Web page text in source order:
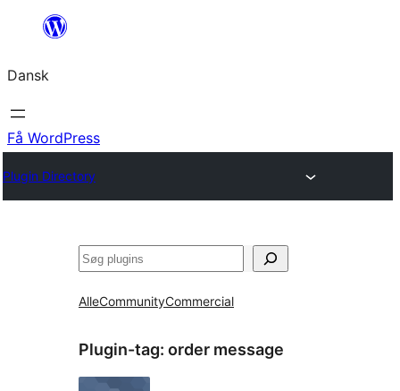
Spring
indhold
Dansk
Få WordPress
Plugin Directory
Søg
AlleCommunityCommercial
Plugin-tag: order message